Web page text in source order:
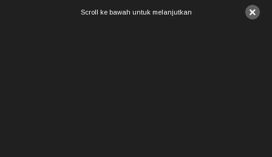
×
Scroll ke bawah untuk melanjutkan